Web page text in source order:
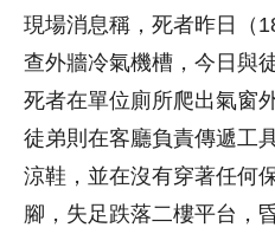
現場消息稱，死者昨日（
查外牆冷氣機槽，今日與
死者在單位廁所爬出氣窗
徒弟則在客廳負責傳遞工
涼鞋，並在沒有穿著任何
腳，失足跌落二樓平台，